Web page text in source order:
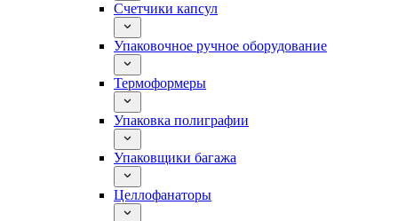
Счетчики капсул
Упаковочное ручное оборудование
Термоформеры
Упаковка полиграфии
Упаковщики багажа
Целлофанаторы